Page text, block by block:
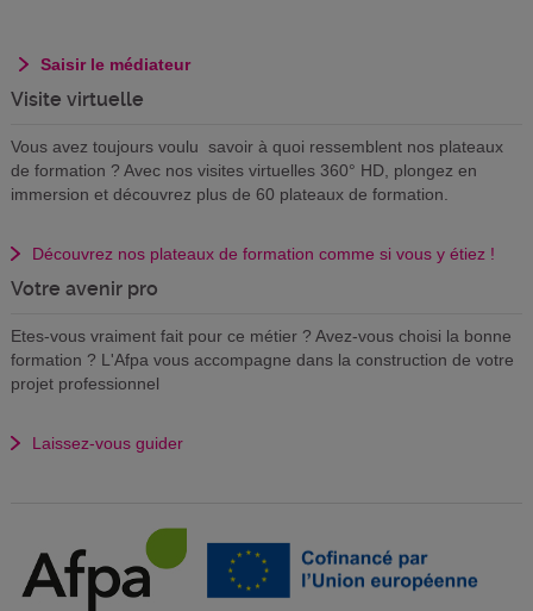
Saisir le médiateur
Visite virtuelle
Vous avez toujours voulu savoir à quoi ressemblent nos plateaux
de formation ? Avec nos visites virtuelles 360° HD, plongez en
immersion et découvrez plus de 60 plateaux de formation.
Découvrez nos plateaux de formation comme si vous y étiez !
Votre avenir pro
Etes-vous vraiment fait pour ce métier ? Avez-vous choisi la bonne
formation ? L'Afpa vous accompagne dans la construction de votre
projet professionnel
Laissez-vous guider